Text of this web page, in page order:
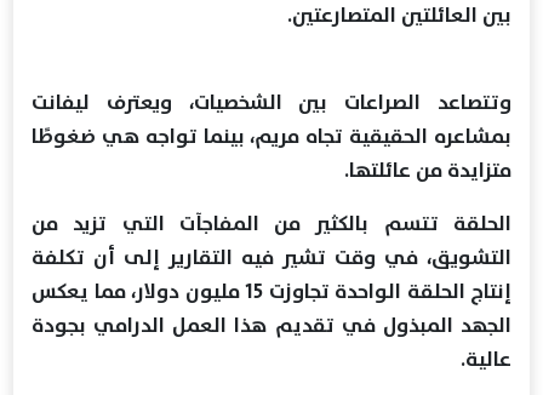
بين العائلتين المتصارعتين.
وتتصاعد الصراعات بين الشخصيات، ويعترف ليفانت
بمشاعره الحقيقية تجاه مريم، بينما تواجه هي ضغوطًا
متزايدة من عائلتها.
الحلقة تتسم بالكثير من المفاجآت التي تزيد من
التشويق، في وقت تشير فيه التقارير إلى أن تكلفة
إنتاج الحلقة الواحدة تجاوزت 15 مليون دولار، مما يعكس
الجهد المبذول في تقديم هذا العمل الدرامي بجودة
عالية.